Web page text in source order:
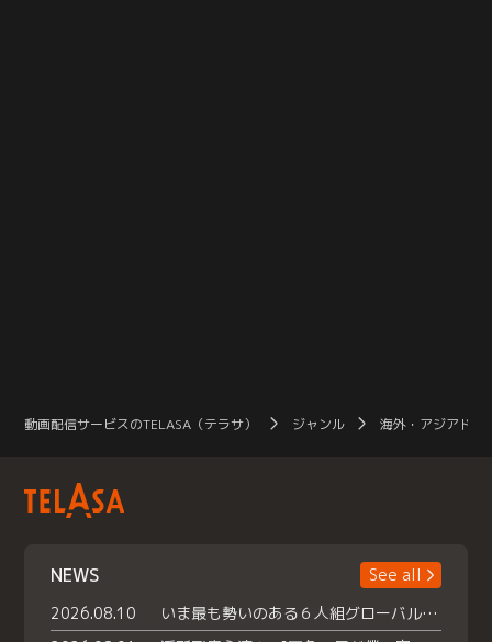
動画配信サービスのTELASA（テラサ） ジャンル 海外・アジアドラ
NEWS
See all
2026.08.10
いま最も勢いのある６人組グローバルグル ープ NCT WISHの地上波初冠特番 『NCT WISHの放課後グランプリ』放送決定 メンバーたちが３ペアに分かれ 【平成】をテーマにしたスペシャル企画 で対決 番組撮り下ろしのパフォーマンスも！ TELASA（テラサ）では放送終了後から オリジナルコンテンツを大量配信！